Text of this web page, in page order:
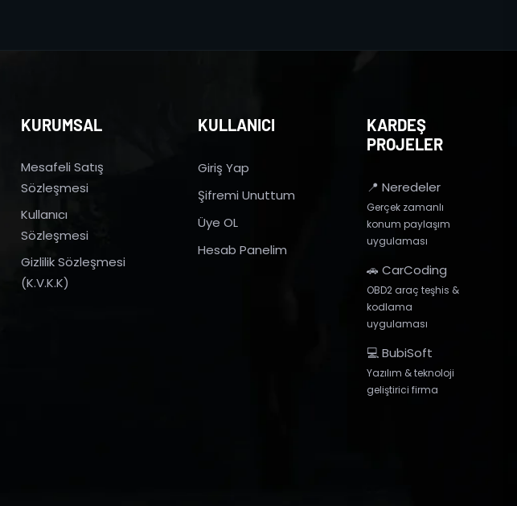
KURUMSAL
Mesafeli Satış
Sözleşmesi
Kullanıcı
Sözleşmesi
Gizlilik Sözleşmesi
(K.V.K.K)
KULLANICI
Giriş Yap
Şifremi Unuttum
Üye OL
Hesab Panelim
KARDEŞ
PROJELER
📍 Neredeler
Gerçek zamanlı
konum paylaşım
uygulaması
🚗 CarCoding
OBD2 araç teşhis &
kodlama
uygulaması
💻 BubiSoft
Yazılım & teknoloji
geliştirici firma